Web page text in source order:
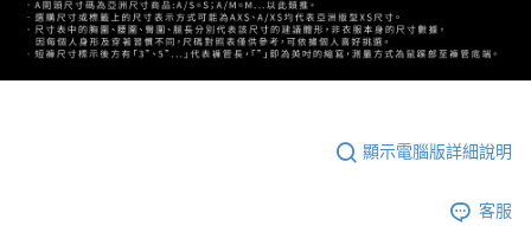
顯示電腦版詳細說明
客服